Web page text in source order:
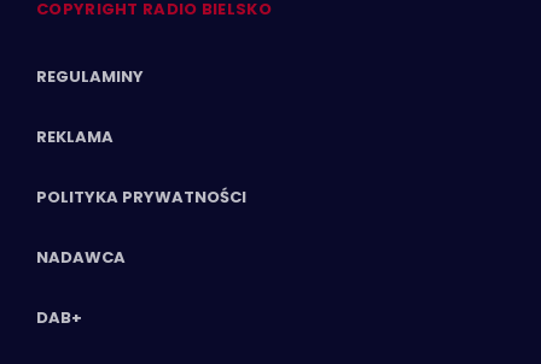
COPYRIGHT RADIO BIELSKO
REGULAMINY
REKLAMA
POLITYKA PRYWATNOŚCI
NADAWCA
DAB+